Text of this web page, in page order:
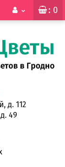
: 0
д. 112
49